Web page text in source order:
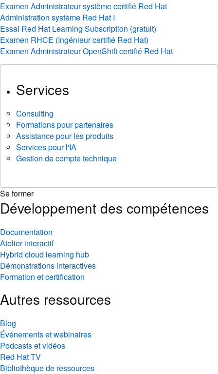
Examen Administrateur système certifié Red Hat
Administration système Red Hat I
Essai Red Hat Learning Subscription (gratuit)
Examen RHCE (Ingénieur certifié Red Hat)
Examen Administrateur OpenShift certifié Red Hat
Services
Consulting
Formations pour partenaires
Assistance pour les produits
Services pour l'IA
Gestion de compte technique
Se former
Développement des compétences
Documentation
Atelier interactif
Hybrid cloud learning hub
Démonstrations interactives
Formation et certification
Autres ressources
Blog
Événements et webinaires
Podcasts et vidéos
Red Hat TV
Bibliothèque de ressources